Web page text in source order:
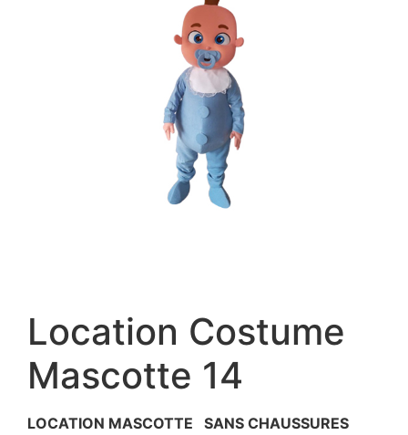
Location Costume
Mascotte 14
LOCATION MASCOTTE SANS CHAUSSURES